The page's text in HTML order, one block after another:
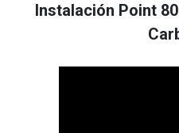
Instalación Point